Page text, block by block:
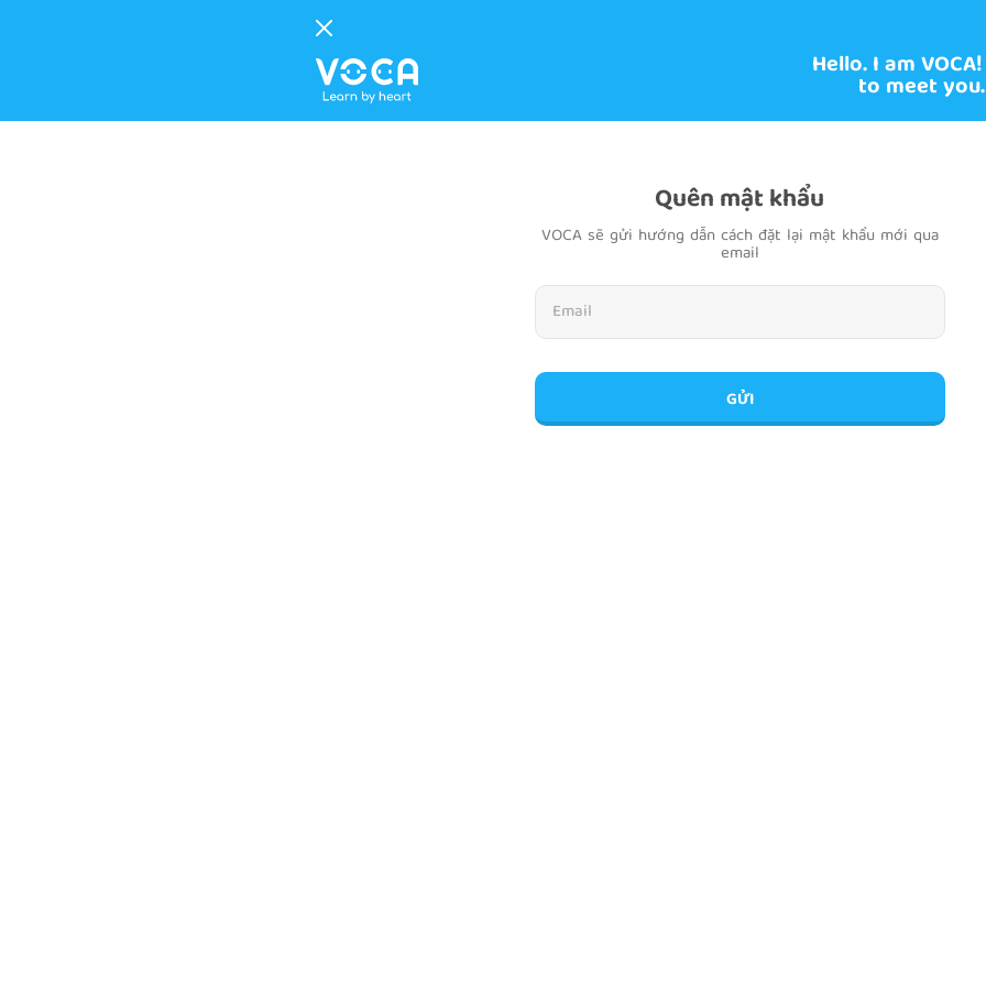
Hello. I am
to meet you.
Quên mật khẩu
VOCA sẽ gửi hướng dẫn cách đặt lại mật khẩu mới qua
email
GỬI